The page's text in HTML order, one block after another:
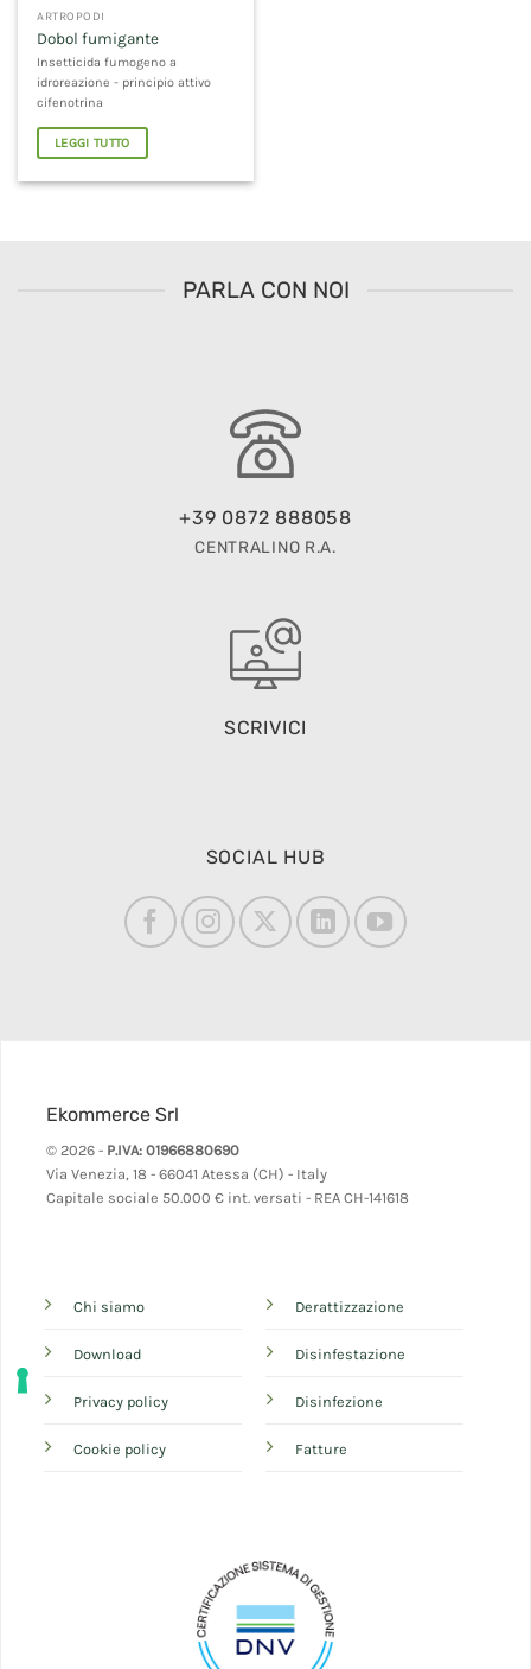
ARTROPODI
Dobol fumigante
Insetticida fumogeno a
idroreazione - principio attivo
cifenotrina
LEGGI TUTTO
PARLA CON NOI
+39 0872 888058
CENTRALINO R.A.
SCRIVICI
SOCIAL HUB
Ekommerce Srl
© 2026 - P.IVA: 01966880690
Via Venezia, 18 - 66041 Atessa (CH) - Italy
Capitale sociale 50.000 € int. versati - REA CH-141618
Chi siamo
Download
Privacy policy
Cookie policy
Derattizzazione
Disinfestazione
Disinfezione
Fatture